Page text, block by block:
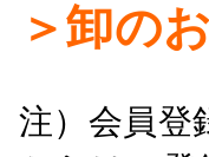
＞卸の
注）会員登